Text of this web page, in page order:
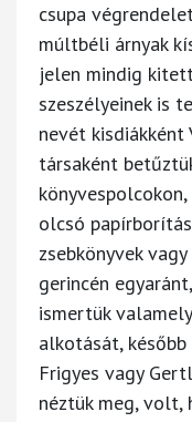
csupa
múltbéli árnyak
jelen mindig
szeszélyeinek is
nevét
társaként
olcsó
zsebkönyvek
gerincén
ismertük
alkotását, később
Frigyes vagy
néztük meg, volt,